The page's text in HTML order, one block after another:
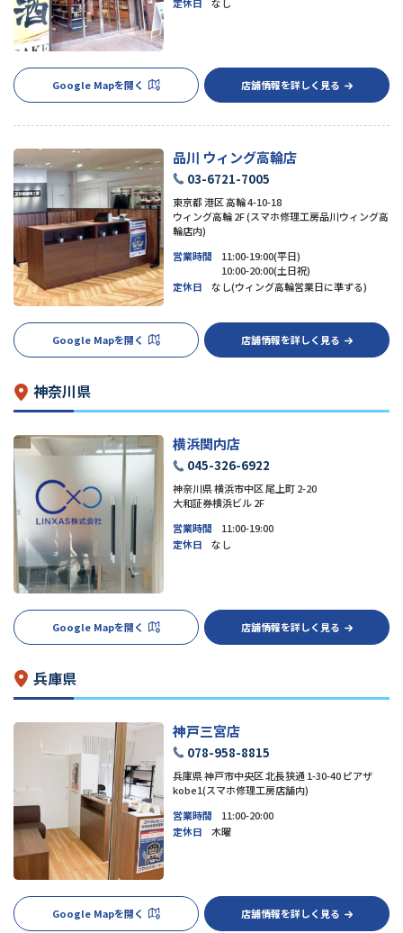
Google Mapを開く 店舗情報を詳しく見る
品川 ウィング高輪店
03-6721-7005
東京都 港区 高輪 4-10-18
ウィング高輪 2F (スマホ修理工房品川ウィング高
輪店内)
営業時間
11:00-19:00(平日)
10:00-20:00(土日祝)
定休日
なし(ウィング高輪営業日に準ずる)
Google Mapを開く 店舗情報を詳しく見る
神奈川県
横浜関内店
045-326-6922
神奈川県 横浜市中区 尾上町 2-20
大和証券横浜ビル 2F
営業時間
11:00-19:00
定休日
なし
Google Mapを開く 店舗情報を詳しく見る
兵庫県
神戸三宮店
078-958-8815
兵庫県 神戸市中央区 北長狭通 1-30-40 ピアザ
kobe1(スマホ修理工房店舗内)
営業時間
11:00-20:00
定休日
木曜
Google Mapを開く 店舗情報を詳しく見る